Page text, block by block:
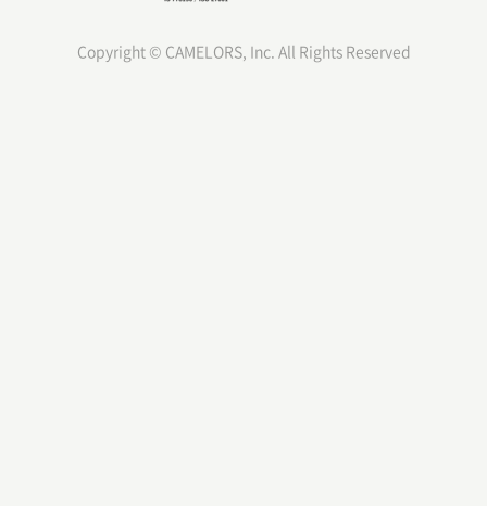
Copyright © CAMELORS, Inc. All Rights Reserved